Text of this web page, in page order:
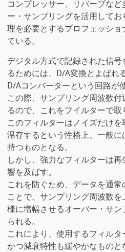
コンプレッサー、リバーブな
ー・サンプリングを活用して
理を必要とするプロフェッシ
ている。
デジタル方式で記録された信
るためには、D/A変換とよばれ
D/Aコンバーターという回路が
この際、サンプリング周波数
るので、これをフイルターで取
このフィルターはノイズだけ
温存するという性格上、一般
持つものとなる。
しかし、強力なフィルターは
響を及ばす。
これを防ぐため、データを通
ことで、サンプリング周波数を
様に増幅させるオーバー・サ
られる。
これにより、使用するフィルタ
かつ減衰特性も緩やかなもの